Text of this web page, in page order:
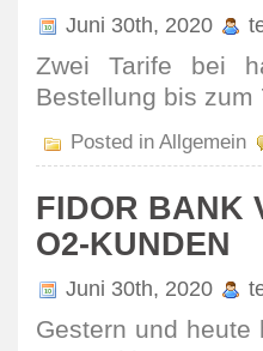
Juni 30th, 2020
Zwei Tarife bei
Bestel­lung bis zum
Posted in Allgemein
FIDOR BANK
O2-KUNDEN
Juni 30th, 2020
Gestern und